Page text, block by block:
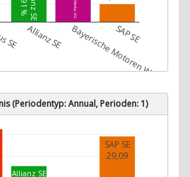
SE Allianz SE Bayerische Motoren Werke AG
SAP SE
(Periodentyp: Annual, Perioden: 1)
Allianz SE
SAP SE
29,09